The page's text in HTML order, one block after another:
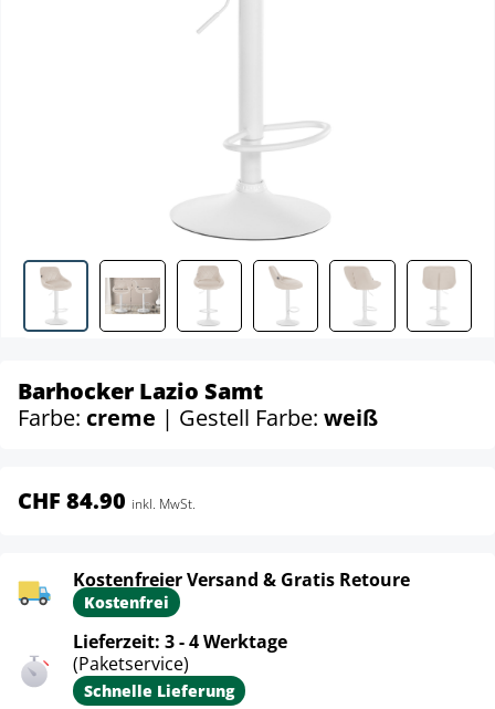
Barhocker Lazio Samt
Farbe: creme | Gestell Farbe: weiß
CHF 84.90 inkl. MwSt.
Kostenfreier Versand & Gratis Retoure
Kostenfrei
Lieferzeit: 3 - 4 Werktage
(Paketservice)
Schnelle Lieferung